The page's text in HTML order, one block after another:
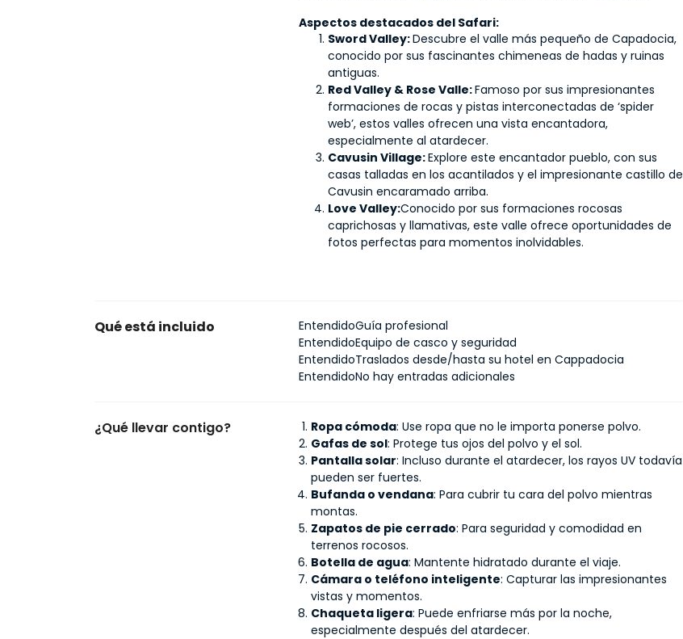
Aspectos destacados del Safari:
Sword Valley: Descubre el valle más pequeño de Capadocia,
conocido por sus fascinantes chimeneas de hadas y ruinas
antiguas.
Red Valley & Rose Valle: Famoso por sus impresionantes
formaciones de rocas y pistas interconectadas de ‘spider
web’, estos valles ofrecen una vista encantadora,
especialmente al atardecer.
Cavusin Village: Explore este encantador pueblo, con sus
casas talladas en los acantilados y el impresionante castillo de
Cavusin encaramado arriba.
Love Valley:Conocido por sus formaciones rocosas
caprichosas y llamativas, este valle ofrece oportunidades de
fotos perfectas para momentos inolvidables.
Qué está incluido EntendidoGuía profesional
EntendidoEquipo de casco y seguridad
EntendidoTraslados desde/hasta su hotel en Cappadocia
EntendidoNo hay entradas adicionales
¿Qué llevar contigo? Ropa cómoda: Use ropa que no le importa ponerse polvo.
Gafas de sol: Protege tus ojos del polvo y el sol.
Pantalla solar: Incluso durante el atardecer, los rayos UV todavía
pueden ser fuertes.
Bufanda o vendana: Para cubrir tu cara del polvo mientras
montas.
Zapatos de pie cerrado: Para seguridad y comodidad en
terrenos rocosos.
Botella de agua: Mantente hidratado durante el viaje.
Cámara o teléfono inteligente: Capturar las impresionantes
vistas y momentos.
Chaqueta ligera: Puede enfriarse más por la noche,
especialmente después del atardecer.